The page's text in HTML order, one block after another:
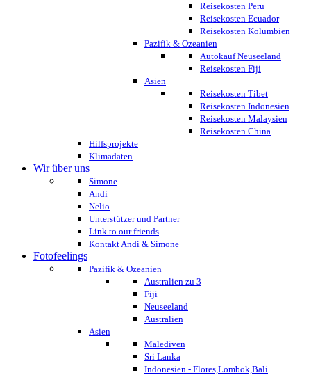
Reisekosten Peru
Reisekosten Ecuador
Reisekosten Kolumbien
Pazifik & Ozeanien
Autokauf Neuseeland
Reisekosten Fiji
Asien
Reisekosten Tibet
Reisekosten Indonesien
Reisekosten Malaysien
Reisekosten China
Hilfsprojekte
Klimadaten
Wir über uns
Simone
Andi
Nelio
Unterstützer und Partner
Link to our friends
Kontakt Andi & Simone
Fotofeelings
Pazifik & Ozeanien
Australien zu 3
Fiji
Neuseeland
Australien
Asien
Malediven
Sri Lanka
Indonesien - Flores,Lombok,Bali